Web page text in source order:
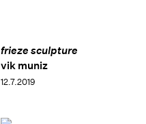
frieze sculpture
vik muniz
12.7.2019